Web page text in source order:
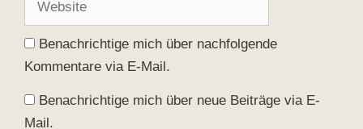
Benachrichtige mich über nachfolgende
Kommentare via E-Mail.
Benachrichtige mich über neue Beiträge via E-
Mail.